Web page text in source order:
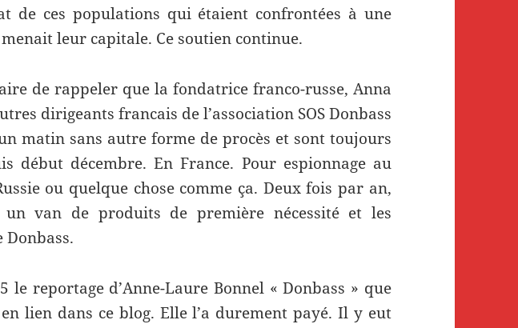
de ces populations qui étaient confrontées à une
leur capitale. Ce soutien continue.
de rappeler que la fondatrice franco-russe, Anna
dirigeants francais de l’association SOS Donbass
matin sans autre forme de procès et sont toujours
début décembre. En France. Pour espionnage au
ou quelque chose comme ça. Deux fois par an,
un van de produits de première nécessité et les
le reportage d’Anne-Laure Bonnel « Donbass » que
lien dans ce blog. Elle l’a durement payé. Il y eut